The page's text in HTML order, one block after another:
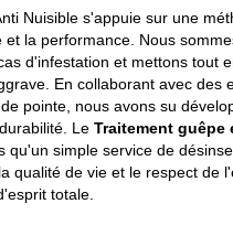
Nuisible s'appuie sur une
la performance. Nous
d'infestation et mettons tout
En collaborant avec des
pointe, nous avons su
LeTraitement guêpe
qu'un simple service de
qualité de vie et le respect de
totale.